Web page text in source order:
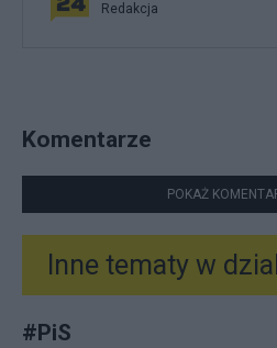
Redakcja
Komentarze
POKAŻ
Inne tematy w
#PiS